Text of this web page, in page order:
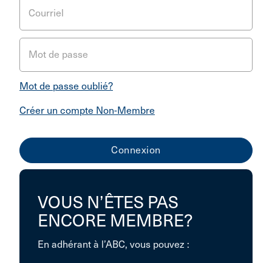
Courriel
Mot de passe
Mot de passe oublié?
Créer un compte Non-Membre
VOUS N’ÊTES PAS
ENCORE MEMBRE?
En adhérant à l’ABC, vous pouvez :